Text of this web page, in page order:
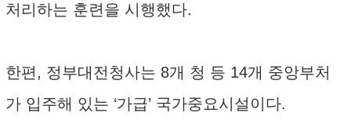
처리하는 훈련을 시행했다.
한편, 정부대전청사는 8개 청 등 14개 중앙부처
가 입주해 있는 ‘가급’ 국가중요시설이다.